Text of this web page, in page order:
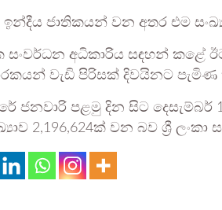
ජාතිකයන් වන අතර එම
සංවර්ධන අධිකාරිය සඳහන්
වැඩි පිරිසක් දිවයිනට
ජනවාරි පළමු දින සිට
2,196,624ක් වන බව ශ්‍රී